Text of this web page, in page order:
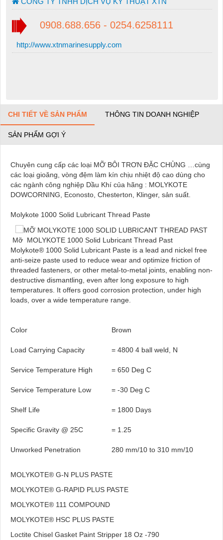
0908.688.656 - 0254.6258111
http://www.xtnmarinesupply.com
CHI TIẾT VỀ SẢN PHẨM THÔNG TIN DOANH NGHIỆP
SẢN PHẨM GỢI Ý
Chuyên cung cấp các loại MỠ BÔI TRƠN ĐẶC CHỦNG …cùng
các loại gioăng, vòng đệm làm kín chịu nhiệt độ cao dùng cho
các ngành công nghiệp Dầu Khí của hãng : MOLYKOTE
DOWCORNING, Econosto, Chesterton, Klinger, sản suất.
Molykote 1000 Solid Lubricant Thread Paste
Mỡ MOLYKOTE 1000 Solid Lubricant Thread Past
Molykote® 1000 Solid Lubricant Paste is a lead and nickel free
anti-seize paste used to reduce wear and optimize friction of
threaded fasteners, or other metal-to-metal joints, enabling non-
destructive dismantling, even after long exposure to high
temperatures. It offers good corrosion protection, under high
loads, over a wide temperature range.
Color Brown
Load Carrying Capacity = 4800 4 ball weld, N
Service Temperature High = 650 Deg C
Service Temperature Low = -30 Deg C
Shelf Life = 1800 Days
Specific Gravity @ 25C = 1.25
Unworked Penetration 280 mm/10 to 310 mm/10
MOLYKOTE® G-N PLUS PASTE
MOLYKOTE® G-RAPID PLUS PASTE
MOLYKOTE® 111 COMPOUND
MOLYKOTE® HSC PLUS PASTE
Loctite Chisel Gasket Paint Stripper 18 Oz -790